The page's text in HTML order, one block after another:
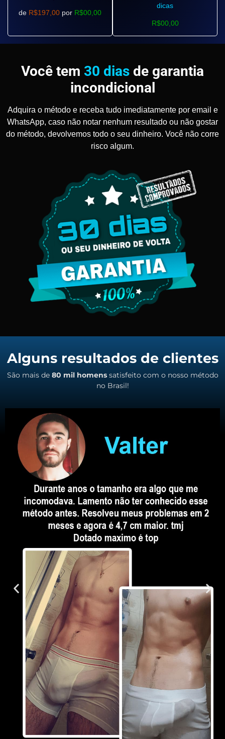
de R$197,00 por R$00,00
dicas
R$00,00
Você tem 30 dias de garantia
incondicional
Adquira o método e receba tudo imediatamente por email e
WhatsApp, caso não notar nenhum resultado ou não gostar
do método, devolvemos todo o seu dinheiro. Você não corre
risco algum.
Alguns resultados de clientes
São mais de 80 mil homenssatisfeito com o nosso método
no Brasil!